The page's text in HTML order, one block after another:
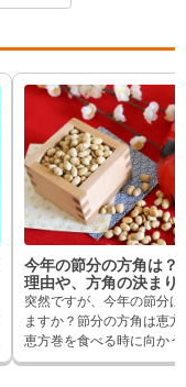
今年の節分の方角は？
理由や、方角の決まり
突然ですが、今年の節分
ますか？節分の方角は恵
恵方巻を食べる時に向か
けられることが多いで